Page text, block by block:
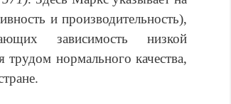
и производительность),
зависимость низкой
трудом нормального качества,